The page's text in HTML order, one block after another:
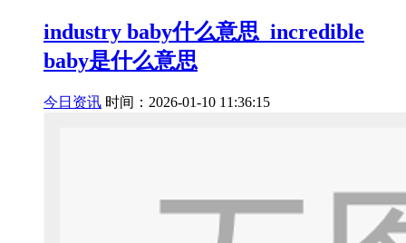
industry baby什么意思_incredible
baby是什么意思
今日资讯 时间：2026-01-10 11:36:15